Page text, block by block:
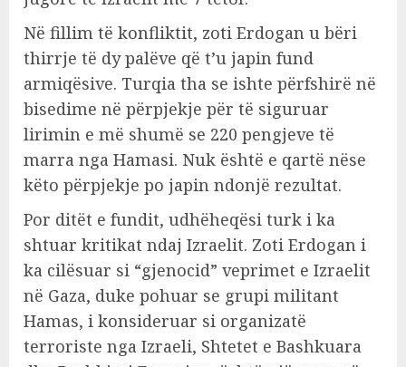
Në fillim të konfliktit, zoti Erdogan u bëri
thirrje të dy palëve që t’u japin fund
armiqësive. Turqia tha se ishte përfshirë në
bisedime në përpjekje për të siguruar
lirimin e më shumë se 220 pengjeve të
marra nga Hamasi. Nuk është e qartë nëse
këto përpjekje po japin ndonjë rezultat.
Por ditët e fundit, udhëheqësi turk i ka
shtuar kritikat ndaj Izraelit. Zoti Erdogan i
ka cilësuar si “gjenocid” veprimet e Izraelit
në Gaza, duke pohuar se grupi militant
Hamas, i konsideruar si organizatë
terroriste nga Izraeli, Shtetet e Bashkuara